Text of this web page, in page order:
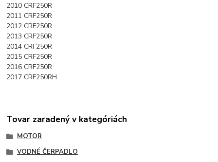
2010 CRF250R
2011 CRF250R
2012 CRF250R
2013 CRF250R
2014 CRF250R
2015 CRF250R
2016 CRF250R
2017 CRF250RH
Tovar zaradený v kategóriách
MOTOR
VODNÉ ČERPADLO